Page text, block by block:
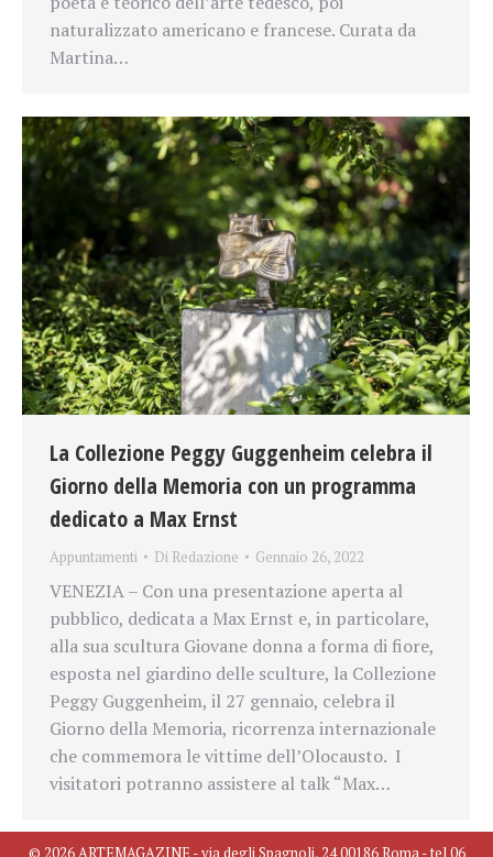
naturalizzato americano e francese. Curata da
Martina…
La Collezione Peggy Guggenheim celebra il
Giorno della Memoria con un programma
dedicato a Max Ernst
Appuntamenti Di Redazione Gennaio 26, 2022
VENEZIA – Con una presentazione aperta al
pubblico, dedicata a Max Ernst e, in particolare,
alla sua scultura Giovane donna a forma di fiore,
esposta nel giardino delle sculture, la Collezione
Peggy Guggenheim, il 27 gennaio, celebra il
Giorno della Memoria, ricorrenza internazionale
che commemora le vittime dell’Olocausto. I
visitatori potranno assistere al talk “Max…
© 2026 ARTEMAGAZINE - via degli Spagnoli, 24 00186 Roma - tel 06